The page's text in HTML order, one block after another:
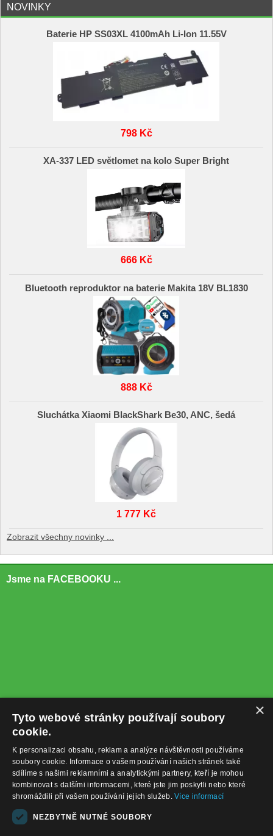
NOVINKY
Baterie HP SS03XL 4100mAh Li-Ion 11.55V
798 Kč
XA-337 LED světlomet na kolo Super Bright
666 Kč
Bluetooth reproduktor na baterie Makita 18V BL1830
888 Kč
Sluchátka Xiaomi BlackShark Be30, ANC, šedá
1 777 Kč
Zobrazit všechny novinky ...
Jsme na FACEBOOKU ...
+420732122225
obchod@baterie-nabijecka.cz
×
Tyto webové stránky používají soubory
cookie.
K personalizaci obsahu, reklam a analýze návštěvnosti používáme
soubory cookie. Informace o vašem používání našich stránek také
sdílíme s našimi reklamními a analytickými partnery, kteří je mohou
kombinovat s dalšími informacemi, které jste jim poskytli nebo které
shromáždili při vašem používání jejich služeb.Více informací
NEZBYTNĚ NUTNÉ SOUBORY